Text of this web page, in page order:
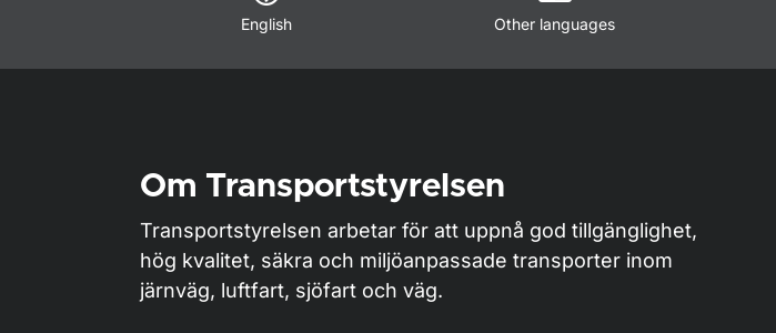
English Other languages
Om Transportstyrelsen
Transportstyrelsen arbetar för att uppnå god tillgänglighet,
hög kvalitet, säkra och miljöanpassade transporter inom
järnväg, luftfart, sjöfart och väg.